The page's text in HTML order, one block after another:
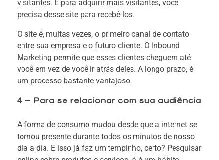
visitantes. E para adquirir mais visitantes, você
precisa desse site para recebê-los.
O site é, muitas vezes, o primeiro canal de contato
entre sua empresa e o futuro cliente. O Inbound
Marketing permite que esses clientes cheguem até
você em vez de você ir atrás deles. A longo prazo, é
um processo bastante vantajoso.
4 – Para se relacionar com sua audiência
A forma de consumo mudou desde que a internet se
tornou presente durante todos os minutos de nosso
dia a dia. E isso já faz um tempinho, certo? Pesquisar